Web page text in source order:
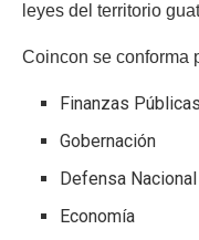
leyes del territorio
Coincon se conforma
Finanzas Públicas
Gobernación
Defensa Nacional
Economía